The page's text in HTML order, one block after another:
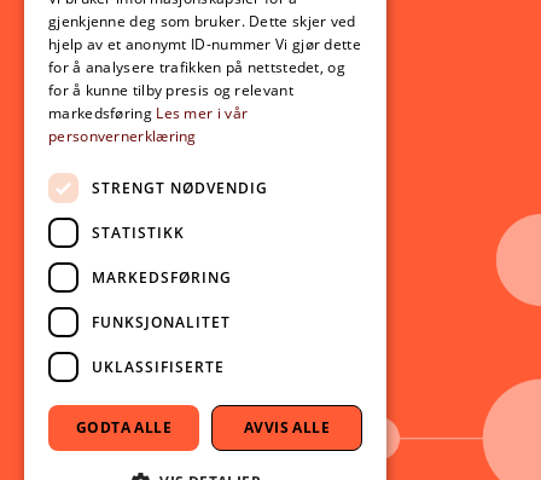
Lov- og regelverk
Aktuelt
Nyheter
Arrangementer
Nyhetsbrev
Ledige stillinger
Følg oss på sosiale medier:
Facebook
Instagram
Youtube
LinkedIn
TikTok
gjenkjenne deg som bruker. Dette skjer ved
hjelp av et anonymt ID-nummer Vi gjør dette
for å analysere trafikken på nettstedet, og
for å kunne tilby presis og relevant
markedsføring Les mer i vår
personvernerklæring
STRENGT NØDVENDIG
STATISTIKK
MARKEDSFØRING
FUNKSJONALITET
UKLASSIFISERTE
GODTA ALLE AVVIS ALLE